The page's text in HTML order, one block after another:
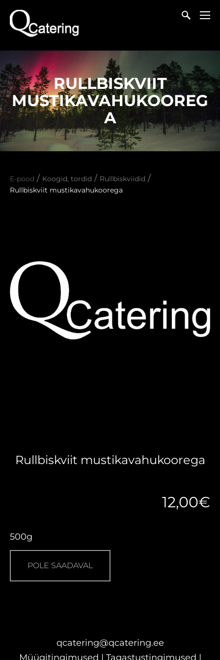
RULLBISKVIIT
MUSTIKAVAHUKOOREG
A
E-pood / Koogid, tordid / Rullbiskviidid /
Rullbiskviit mustikavahukoorega
Rullbiskviit mustikavahukoorega
12,00€
500g
POLE SAADAVAL
qcatering@qcatering.ee
Müügitingimused | Tagastustingimused |